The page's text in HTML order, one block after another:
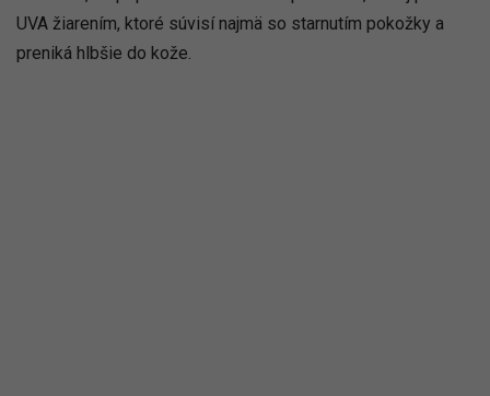
UVA žiarením, ktoré súvisí najmä so starnutím pokožky a
preniká hlbšie do kože.